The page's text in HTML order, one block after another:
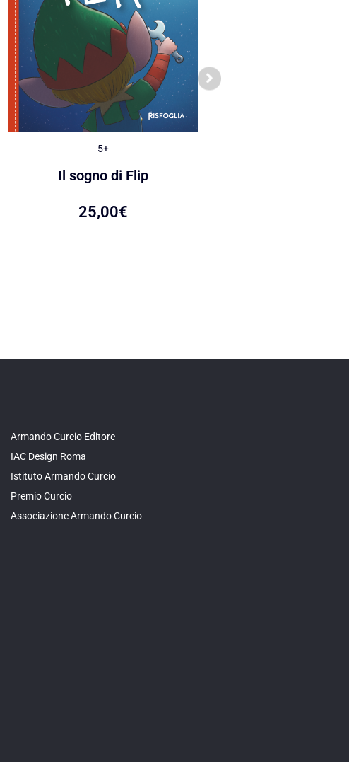
5+
Il sogno di Flip
25,00€
Armando Curcio Editore
IAC Design Roma
Istituto Armando Curcio
Premio Curcio
Associazione Armando Curcio